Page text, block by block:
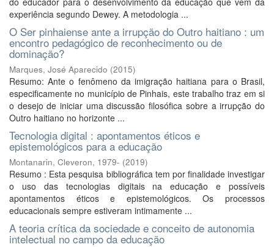
experiência segundo Dewey. A metodologia ...
O Ser pinhaiense ante a irrupção do Outro haitiano : um
encontro pedagógico de reconhecimento ou de
dominação?
Marques, José Aparecido (2015)
Resumo: Ante o fenômeno da imigração haitiana para o Brasil,
especificamente no município de Pinhais, este trabalho traz em si
o desejo de iniciar uma discussão filosófica sobre a irrupção do
Outro haitiano no horizonte ...
Tecnologia digital : apontamentos éticos e
epistemológicos para a educação
Montanarin, Cleveron, 1979- (2019)
Resumo : Esta pesquisa bibliográfica tem por finalidade investigar
o uso das tecnologias digitais na educação e possíveis
apontamentos éticos e epistemológicos. Os processos
educacionais sempre estiveram intimamente ...
A teoria crítica da sociedade e conceito de autonomia
intelectual no campo da educação